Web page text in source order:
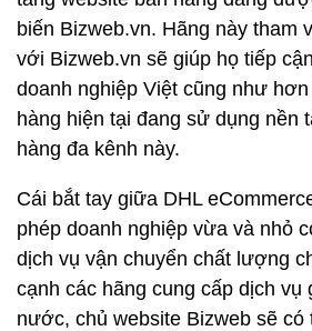
biến Bizweb.vn. Hãng này tham
với Bizweb.vn sẽ giúp họ tiếp
doanh nghiệp Việt cũng như
hàng hiện tại đang sử dụng nền
hàng đa kênh này.
Cái bắt tay giữa DHL
phép doanh nghiệp vừa và nhỏ
dịch vụ vận chuyển chất lượng
cạnh các hãng cung cấp dịch vụ
nước, chủ website Bizweb sẽ có